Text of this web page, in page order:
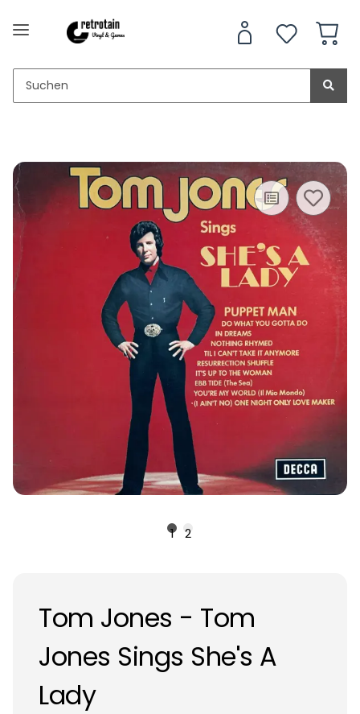
1 2
Tom Jones - Tom
Jones Sings She's A
Lady